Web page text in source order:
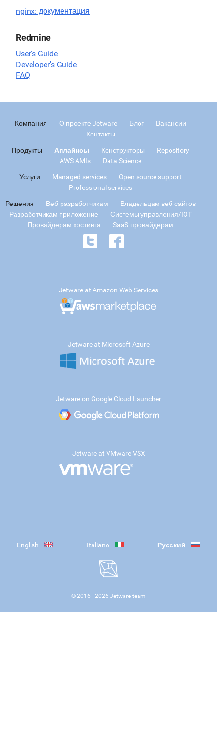
nginx: документация
Redmine
User's Guide
Developer's Guide
FAQ
Компания О проекте Jetware Блог
Вакансии
Контакты
Продукты Аплайнсы Конструкторы
Repository
AWS AMIs
Data Science
Услуги Managed services
Open source support
Professional services
Решения Веб-разработчикам
Владельцам веб-сайтов
Разработчикам приложение
Системы управления/IOT
Провайдерам хостинга
SaaS-провайдерам
Jetware at Amazon Web Services
Jetware at Microsoft Azure
Jetware on Google Cloud Launcher
Jetware at VMware VSX
English Italiano Русский
© 2016—2026 Jetware team